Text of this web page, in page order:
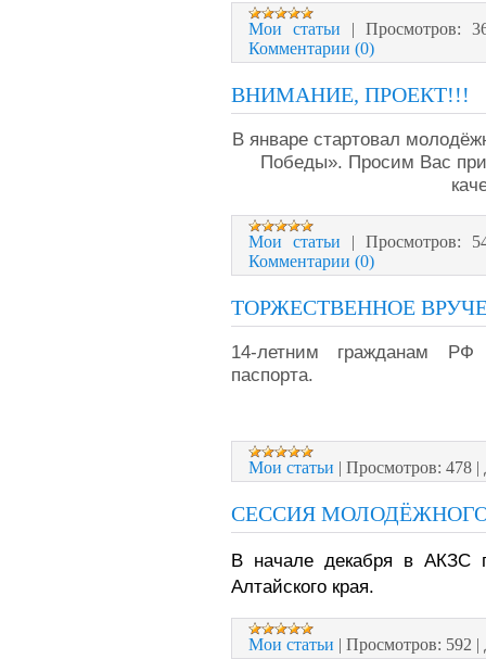
Мои статьи | Просмотров:
Комментарии (0)
ВНИМАНИЕ, ПРОЕКТ!!!
В январе стартовал
Победы». Просим Вас
Мои статьи | Просмотров:
Комментарии (0)
ТОРЖЕСТВЕННОЕ
14-летним гражданам РФ
паспорта.
Мои статьи | Просмотров: 478 |
СЕССИЯ
В начале декабря в АКЗС
Алтайского края.
Мои статьи | Просмотров: 592 |